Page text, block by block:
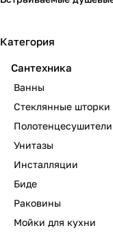
Категория
Сантехника
Ванны
Стеклянные шторки
Полотенцесушители
Унитазы
Инсталляции
Биде
Раковины
Мойки для кухни